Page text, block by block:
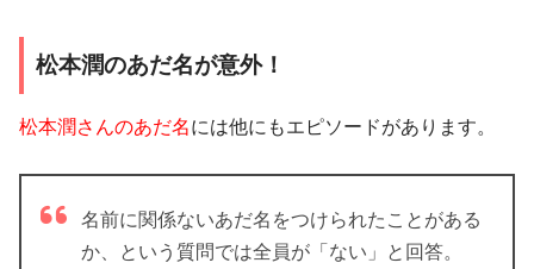
松本潤のあだ名が意外！
松本潤さんのあだ名には他にもエピソードがあります。
名前に関係ないあだ名をつけられたことがある
か、という質問では全員が「ない」と回答。